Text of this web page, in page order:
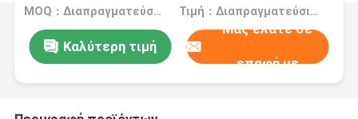
MOQ：Διαπραγματεύσιμα Τιμή：Διαπραγματεύσιμα
Καλύτερη τιμή
Μας ελάτε σε
επαφή με